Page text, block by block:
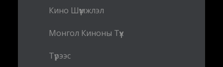
Кино Шүүмжлэл
Монгол Киноны Түүх
Түрээс